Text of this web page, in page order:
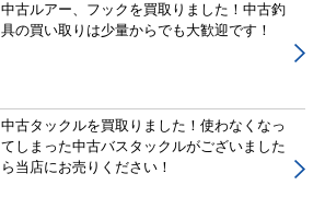
中古ルアー、フックを買取りました！中古釣
具の買い取りは少量からでも大歓迎です！
中古タックルを買取りました！使わなくなっ
てしまった中古バスタックルがございました
ら当店にお売りください！